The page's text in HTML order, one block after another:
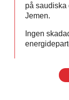
på saudiska
Jemen.
Ingen